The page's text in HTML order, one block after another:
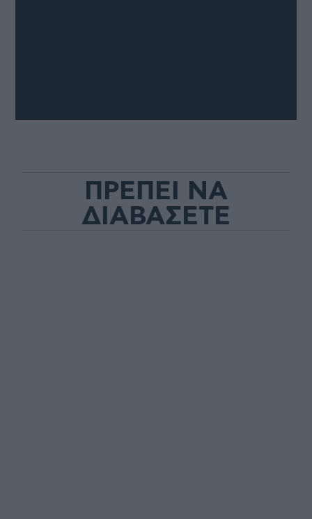
ΠΡΕΠΕΙ ΝΑ
ΔΙΑΒΑΣΕΤΕ